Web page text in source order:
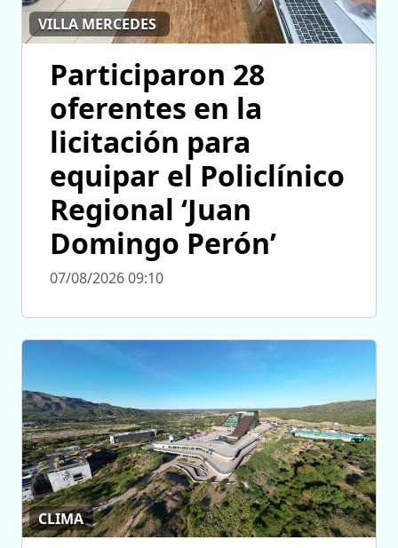
VILLA MERCEDES
Participaron 28
oferentes en la
licitación para
equipar el Policlínico
Regional ‘Juan
Domingo Perón’
07/08/2026 09:10
CLIMA